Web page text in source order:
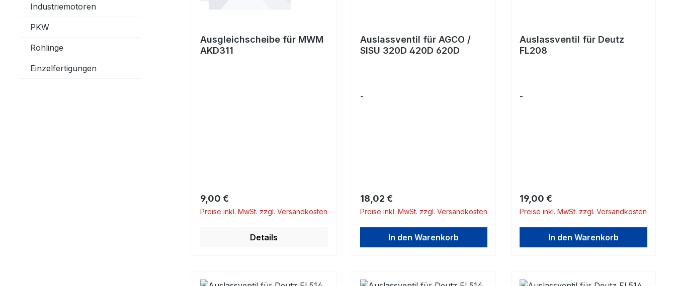
Industriemotoren
PKW
Rohlinge
Einzelfertigungen
Ausgleichscheibe für MWM
AKD311
Regulärer Preis:
9,00 €
Preise inkl. MwSt. zzgl. Versandkosten
Details
Auslassventil für AGCO /
SISU 320D 420D 620D
-
Regulärer Preis:
18,02 €
Preise inkl. MwSt. zzgl. Versandkosten
In den Warenkorb
Auslassventil für Deutz
FL208
-
Regulärer Preis:
19,00 €
Preise inkl. MwSt. zzgl. Versandkosten
In den Warenkorb